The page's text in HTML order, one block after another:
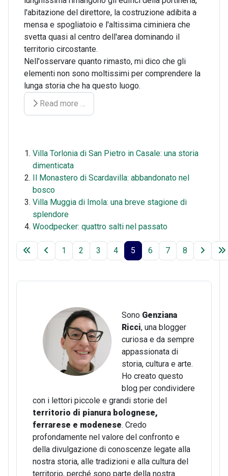
l'abitazione del direttore, la costruzione adibita a
mensa e spogliatoio e l'altissima ciminiera che
svetta quasi al centro dell'area dominando il
territorio circostante.
Nell'osservare quanto rimasto, mi dico che gli
elementi non sono moltissimi per comprendere la
lunga storia che ha questo luogo.
Read more …
Villa Torlonia di San Pietro in Casale: una storia
dimenticata
Il Monastero di Scardavilla: abbandonato nel
bosco
Villa Muggia di Imola: una breve stagione di
splendore
Woodpecker: quattro salti nel passato
1 2 3 4 5 6 7 8
Sono Genziana
Ricci, una blogger
curiosa e da sempre
appassionata di
storia, cultura e arte.
Ho creato questo
blog per condividere
con i lettori piccole e grandi storie del
territorio di pianura bolognese,
ferrarese e modenese. Credo
profondamente nel valore del confronto e
della divulgazione di conoscenze legate alla
nostra storia, alle tradizioni e alla cultura del
territorio, perché sono parte della nostra